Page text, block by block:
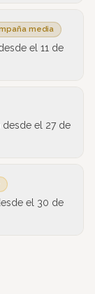
media
el 11 de
desde el 27 de
el 30 de